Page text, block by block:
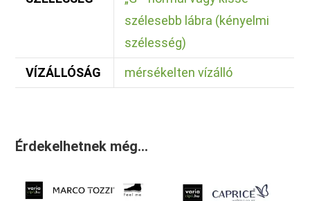
szélesebb lábra (kényelmi
szélesség)
VÍZÁLLÓSÁG mérsékelten vízálló
Érdekelhetnek még…